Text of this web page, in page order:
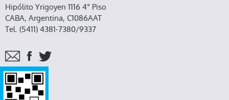
Hipólito Yrigoyen 1116 4° Piso
CABA, Argentina, C1086AAT
Tel. (5411) 4381-7380/9337